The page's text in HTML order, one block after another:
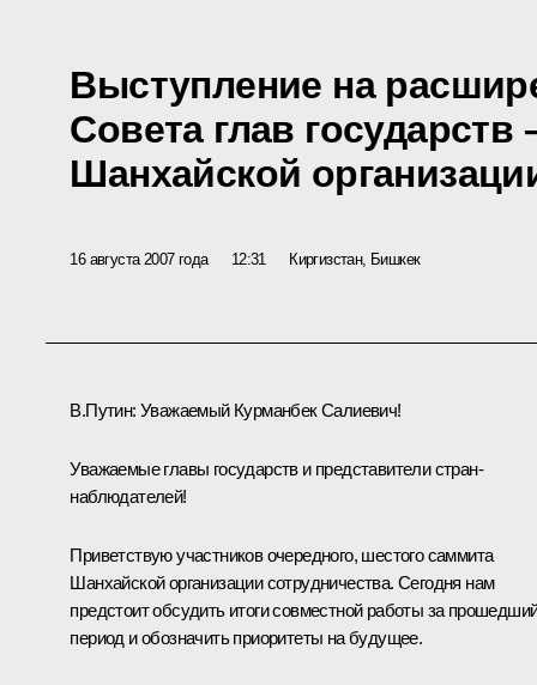
Выступление на
Совета глав государств
Шанхайской
16 августа 2007 года 12:31 Киргизстан, Бишкек
В.Путин: Уважаемый Курманбек Салиевич!
Уважаемые главы государств и представители стран-
наблюдателей!
Приветствую участников очередного, шестого саммита
Шанхайской организации сотрудничества. Сегодня нам
предстоит обсудить итоги совместной работы за
период и обозначить приоритеты на будущее.